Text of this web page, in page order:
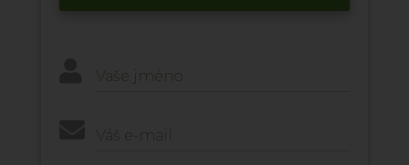
Vaše jméno
Váš e-mail